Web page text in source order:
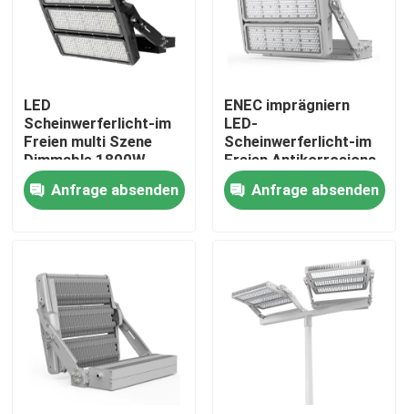
Heim
Produkte
ÜBER US
Fabrik-Ausflug
LED
Scheinwerferlicht-im
Freien multi Szene
Dimmable 1800W
praktisch
Anfrage absenden
ENEC imprägniern
LED-
Scheinwerferlicht-im
Freien Antikorrosions-
langlebiges Gut
Anfrage absenden